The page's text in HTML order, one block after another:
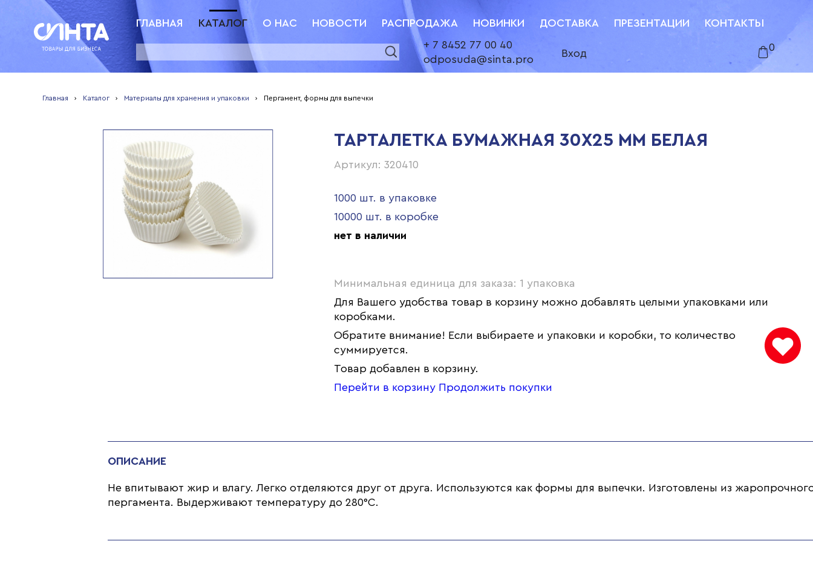
ГЛАВНАЯ КАТАЛОГ О НАС НОВОСТИ РАСПРОДАЖА НОВИНКИ ДОСТАВКА ПРЕЗЕНТАЦИИ
КОНТАКТЫ
+ 7 8452 77 00 40
odposuda@sinta.pro
Вход
0
Главная › Каталог › Материалы для хранения и упаковки › Пергамент, формы для выпечки
ТАРТАЛЕТКА БУМАЖНАЯ 30Х25 ММ БЕЛАЯ
Артикул: 320410
1000 шт. в упаковке
10000 шт. в коробке
нет в наличии
Минимальная единица для заказа: 1 упаковка
Для Вашего удобства товар в корзину можно добавлять целыми упаковками или
коробками.
Обратите внимание! Если выбираете и упаковки и коробки, то количество
суммируется.
Товар добавлен в корзину.
Перейти в корзину Продолжить покупки
ОПИСАНИЕ
Не впитывают жир и влагу. Легко отделяются друг от друга. Используются как формы для выпечки. Изготовлены из
пергамента. Выдерживают температуру до 280°C.